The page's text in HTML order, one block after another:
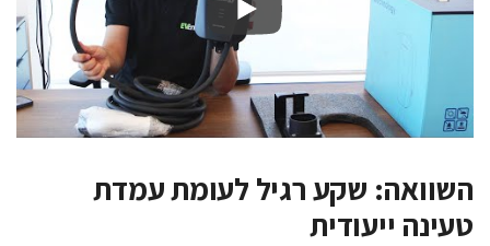
השוואה: שקע רגיל לעומת עמדת
טעינה ייעודית